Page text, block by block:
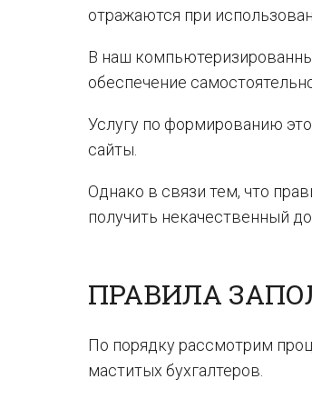
отражаются при
В наш
обеспечение
Услугу по формированию
сайты.
Однако в связи тем, что
получить некачественный
ПРАВИЛА
По порядку рассмотрим
маститых бухгалтеров.